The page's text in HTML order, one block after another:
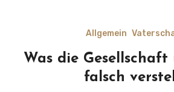
Allgemein
Was die
falsch